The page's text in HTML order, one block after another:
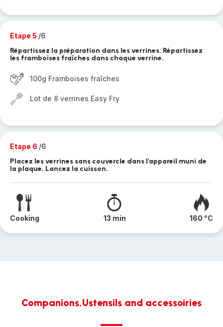
Etape 5 /6
Répartissez la préparation dans les verrines. Répartissez
les framboises fraîches dans chaque verrine.
100g Framboises fraîches
Lot de 8 verrines Easy Fry
Etape 6 /6
Placez les verrines sans couvercle dans l'appareil muni de
la plaque. Lancez la cuisson.
Cooking 13 min 160 °C
Companions,Ustensils and accessoiries